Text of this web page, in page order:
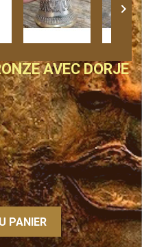

AVEC DORJE
PANIER